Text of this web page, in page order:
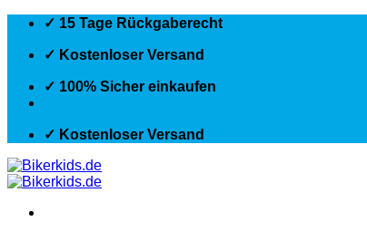
Zum
springen
✓ 15 Tage Rückgaberecht
✓ Kostenloser Versand
✓ 100% Sicher einkaufen
✓ Kostenloser Versand